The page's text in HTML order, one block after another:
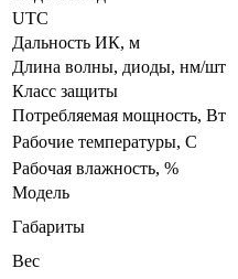
UTC
Дальность ИК, м
Длина волны, диоды, нм/шт
Класс защиты
Потребляемая мощность, Вт
Рабочие температуры, С
Рабочая влажность, %
Модель
Габариты
Вес